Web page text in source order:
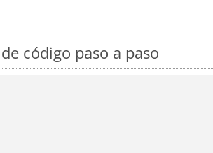
código paso a paso